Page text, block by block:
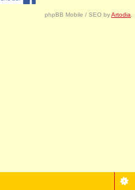
phpBB Mobile / SEO byArtodia